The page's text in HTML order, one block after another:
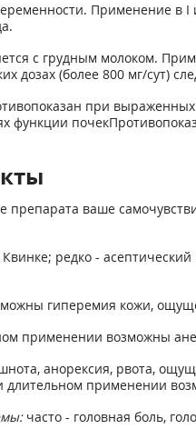
Применение в
с грудным молоком.
дозах (более 800 мг/сут)
при
функции
ваше
редко -
гиперемия кожи,
применении возможны
анорексия, рвота,
применении
часто - головная боль,